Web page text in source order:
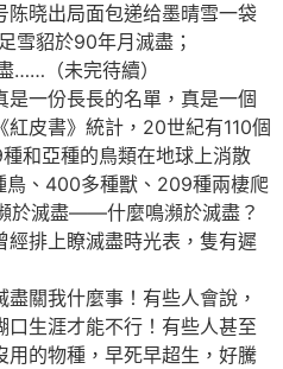
晓出局面包递给墨晴雪一袋
貂於90年月滅盡；
（未完待續）
一份長長的名單，真是一個
皮書》統計，20世紀有110個
和亞種的鳥類在地球上消散
、400多種獸、209種兩棲爬
於滅盡——什麼鳴瀕於滅盡？
排上瞭滅盡時光表，隻有遲
關我什麼事！有些人會說，
生涯才能不行！有些人甚至
的物種，早死早超生，好騰